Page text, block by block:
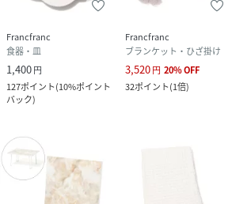
Francfranc
食器・皿
1,400円
127ポイント(10%ポイント
バック)
Francfranc
ブランケット・ひざ掛け
3,520円 20%OFF
32ポイント(1倍)